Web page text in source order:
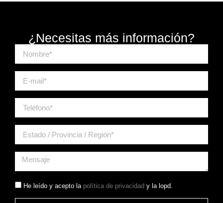
¿Necesitas más información?
He leído y acepto la política de privacidad y la lopd.